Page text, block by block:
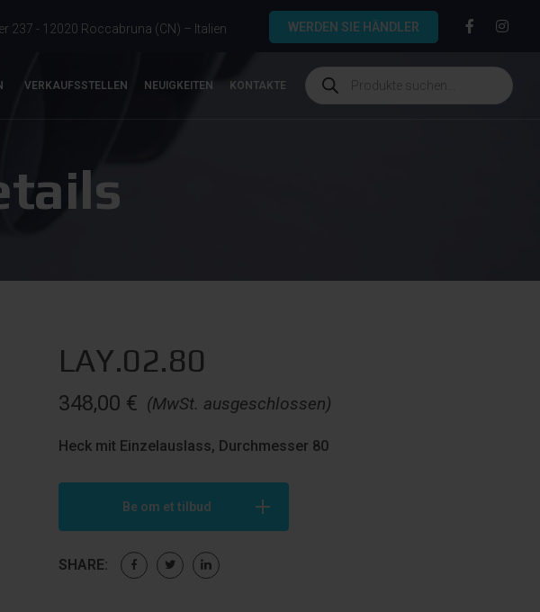
237 - 12020 Roccabruna (CN) – Italien WERDEN SIE HÄNDLER
VERKAUFSSTELLEN NEUIGKEITEN KONTAKTE
LAY.02.80
(MwSt. ausgeschlossen)
348,00 €
Heck mit Einzelauslass, Durchmesser 80
Be om et tilbud
SHARE: